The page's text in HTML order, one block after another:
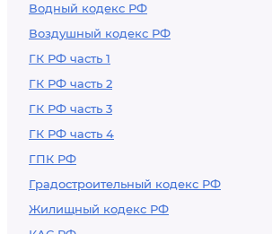
Водный кодекс РФ
Воздушный кодекс РФ
ГК РФ часть 1
ГК РФ часть 2
ГК РФ часть 3
ГК РФ часть 4
ГПК РФ
Градостроительный кодекс РФ
Жилищный кодекс РФ